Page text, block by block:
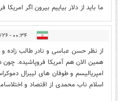
ما باید از دلار بیاییم بیرون اگر
۰۰:۳۴ - ۱۳۹۷/۱۲/۲۶
از نظر حسن عباسی و نادر طالب زاده و
همین الان هم آمریکا فروپاشیده. چون
امپریالیسم و طوفان های لیبرال
اسلام ناب محمدی از اقتصاد و